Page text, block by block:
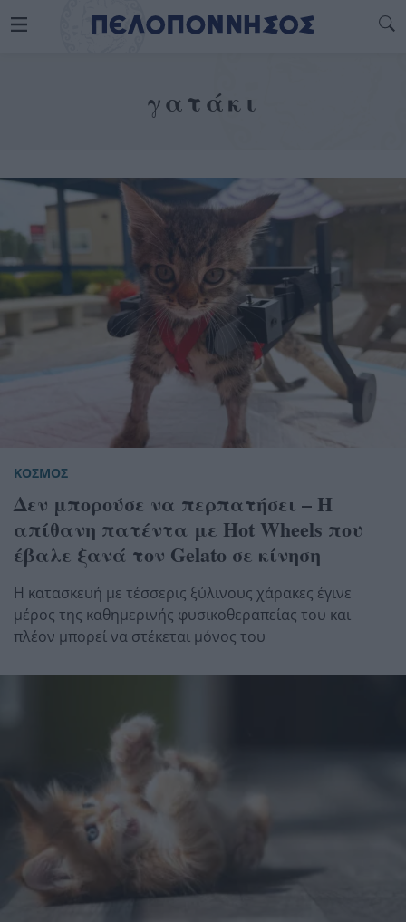
γατάκι
ΚΟΣΜΟΣ
Δεν μπορούσε να περπατήσει – Η
απίθανη πατέντα με Hot Wheels που
έβαλε ξανά τον Gelato σε κίνηση
Η κατασκευή με τέσσερις ξύλινους χάρακες έγινε
μέρος της καθημερινής φυσικοθεραπείας του και
πλέον μπορεί να στέκεται μόνος του